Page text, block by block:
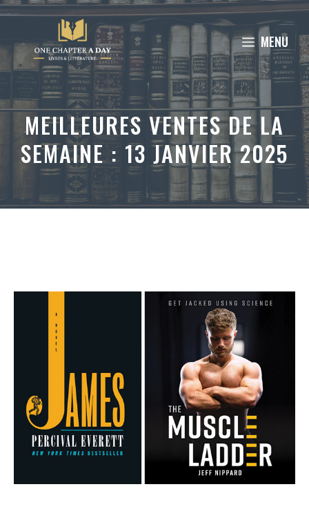
Aller
contenu
MENU
MEILLEURES VENTES DE LA
SEMAINE : 13 JANVIER 2025